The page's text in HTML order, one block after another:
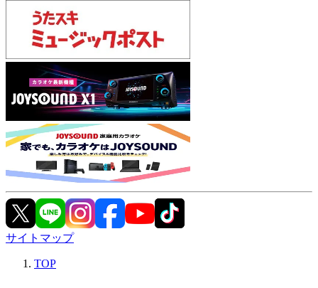
サイトマップ
TOP